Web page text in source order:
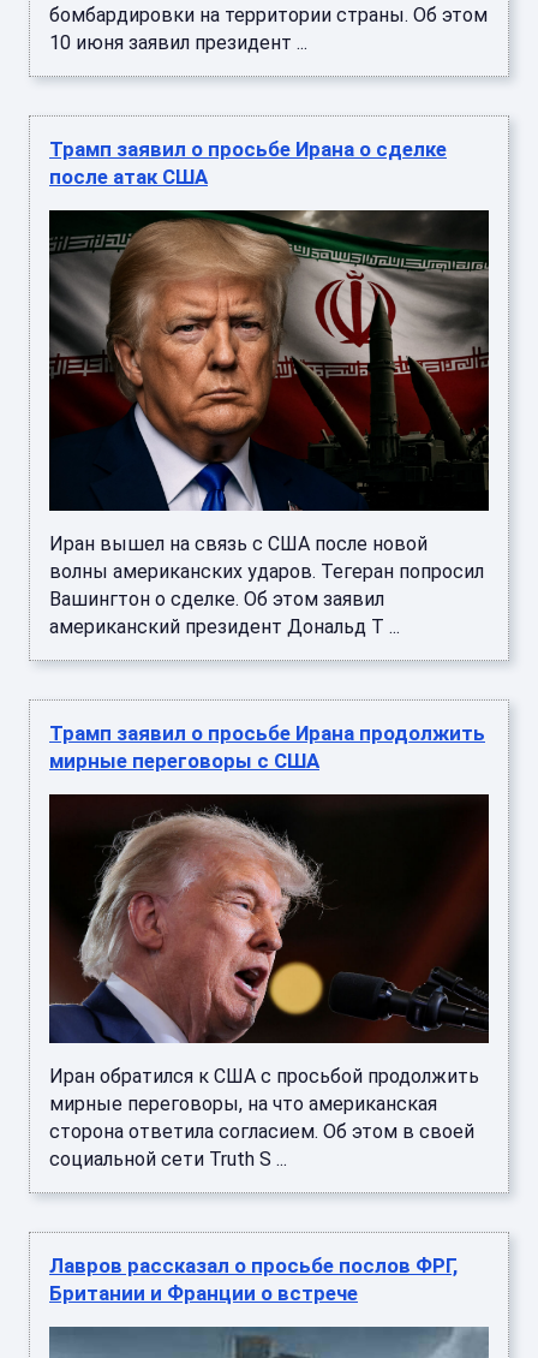
бомбардировки на территории страны. Об этом
10 июня заявил президент ...
Трамп заявил о просьбе Ирана о сделке
после атак США
Иран вышел на связь с США после новой
волны американских ударов. Тегеран попросил
Вашингтон о сделке. Об этом заявил
американский президент Дональд Т ...
Трамп заявил о просьбе Ирана продолжить
мирные переговоры с США
Иран обратился к США с просьбой продолжить
мирные переговоры, на что американская
сторона ответила согласием. Об этом в своей
социальной сети Truth S ...
Лавров рассказал о просьбе послов ФРГ,
Британии и Франции о встрече